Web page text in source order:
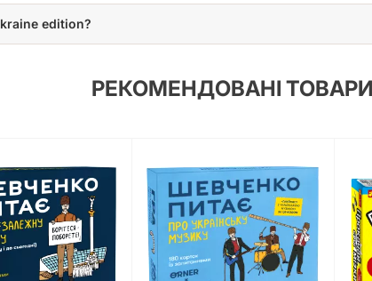
edition?
РЕКОМЕНДОВАНІ ТОВАРИ